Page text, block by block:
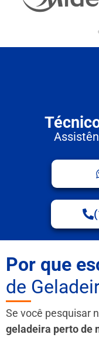
Por que
de
Se você pesquisar
geladeira perto de